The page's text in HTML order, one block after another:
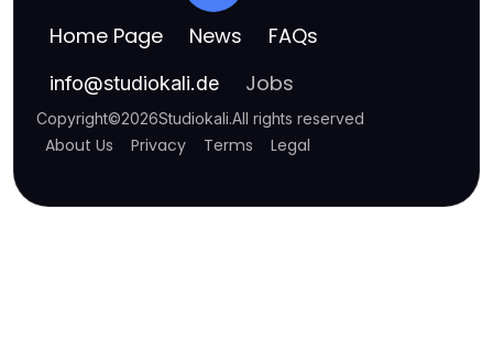
Home Page News FAQs
info@studiokali.de Jobs
Copyright©2026Studiokali.All rights reserved
About Us Privacy Terms Legal